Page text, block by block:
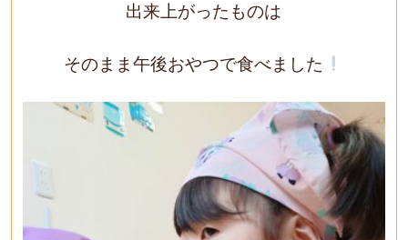
出来上がったものは
そのまま午後おやつで食べました